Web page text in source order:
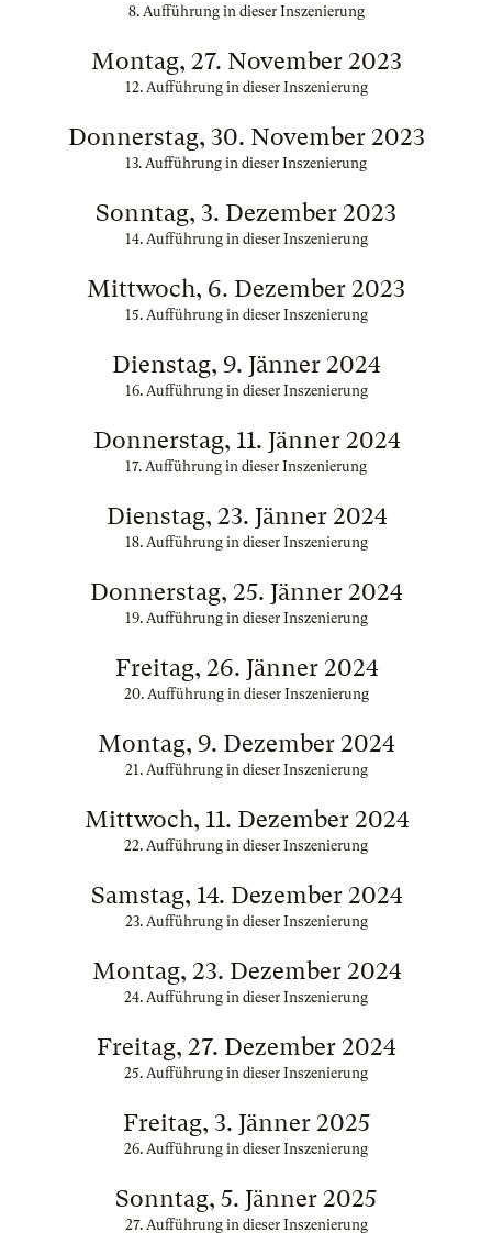
8. Aufführung in dieser Inszenierung
Montag, 27. November 2023
12. Aufführung in dieser Inszenierung
Donnerstag, 30. November 2023
13. Aufführung in dieser Inszenierung
Sonntag, 3. Dezember 2023
14. Aufführung in dieser Inszenierung
Mittwoch, 6. Dezember 2023
15. Aufführung in dieser Inszenierung
Dienstag, 9. Jänner 2024
16. Aufführung in dieser Inszenierung
Donnerstag, 11. Jänner 2024
17. Aufführung in dieser Inszenierung
Dienstag, 23. Jänner 2024
18. Aufführung in dieser Inszenierung
Donnerstag, 25. Jänner 2024
19. Aufführung in dieser Inszenierung
Freitag, 26. Jänner 2024
20. Aufführung in dieser Inszenierung
Montag, 9. Dezember 2024
21. Aufführung in dieser Inszenierung
Mittwoch, 11. Dezember 2024
22. Aufführung in dieser Inszenierung
Samstag, 14. Dezember 2024
23. Aufführung in dieser Inszenierung
Montag, 23. Dezember 2024
24. Aufführung in dieser Inszenierung
Freitag, 27. Dezember 2024
25. Aufführung in dieser Inszenierung
Freitag, 3. Jänner 2025
26. Aufführung in dieser Inszenierung
Sonntag, 5. Jänner 2025
27. Aufführung in dieser Inszenierung